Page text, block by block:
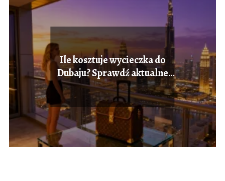
Ile kosztuje wycieczka do
Dubaju? Sprawdź aktualne
ceny